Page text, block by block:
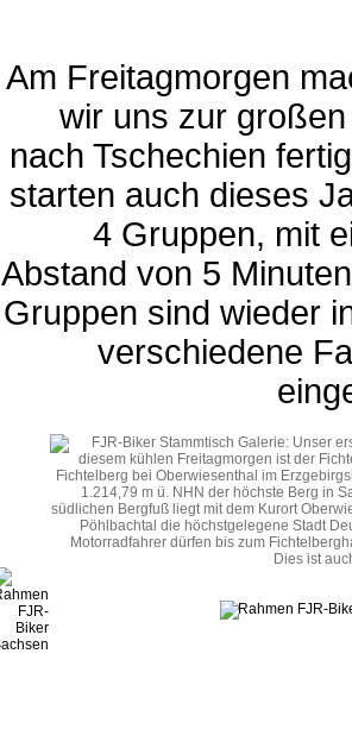
Am Freitagmorgen
wir uns zur großen
nach Tschechien
starten auch dieses
4 Gruppen, mit
Abstand von 5
Gruppen sind wieder
verschiedene